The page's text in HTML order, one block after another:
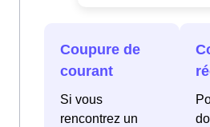
Coupure de
courant
Si vous
rencontrez un